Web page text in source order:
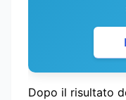
Dopo il risultato